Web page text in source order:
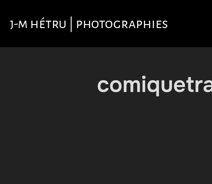
contenu
j-m hétru | photographies